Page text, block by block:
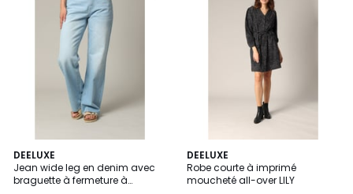
DEELUXE
Jean wide leg en denim avec
braguette à fermeture à
DEELUXE
Robe courte à imprimé
moucheté all-over LILY